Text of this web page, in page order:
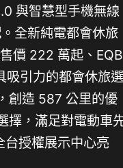
與智慧型手機無線
全新純電都會休旅
價 222 萬起、EQB
吸引力的都會休旅選
創造 587 公里的優
擇，滿足對電動車
授權展示中心亮